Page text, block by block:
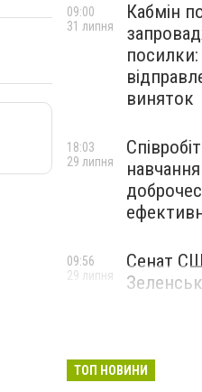
Кабмін
виняток
09:00
31 липня
18:03
29 липня
Сенат
09:56
29 липня
ТОП НОВИНИ